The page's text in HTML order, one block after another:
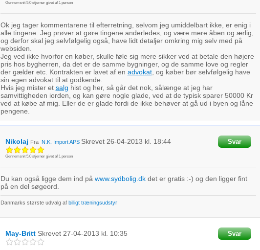
Gennemsnit 5,0stjerner givet af 1person
Ok jeg tager kommentarene til efterretning, selvom jeg umiddelbart ikke, er enig i
alle tingene. Jeg prøver at gøre tingene anderledes, og være mere åben og ærlig,
og derfor skal jeg selvfølgelig også, have lidt detaljer omkring mig selv med på
websiden.
Jeg ved ikke hvorfor en køber, skulle føle sig mere sikker ved at betale den højere
pris hos bygherren, da det er de samme bygninger, og de samme love og regler
der gælder etc. Kontrakten er lavet af en advokat, og køber bør selvfølgelig have
sin egen advokat til at godkende.
Hvis jeg mister et salg hist og her, så går det nok, sålænge at jeg har
samvittigheden iorden, og kan gøre nogle glade, ved at de typisk sparer 50000 Kr
ved at købe af mig. Eller de er glade fordi de ikke behøver at gå ud i byen og låne
pengene.
Nikolaj Fra N.K. Import APS Skrevet 26-04-2013 kl. 18:44
Gennemsnit 5,0stjerner givet af 1person
Svar
Du kan også ligge dem ind på www.sydbolig.dkdet er gratis :-) og den ligger fint
på en del søgeord.
Danmarks største udvalg af billigt træningsudstyr
May-Britt Skrevet 27-04-2013 kl. 10:35 Svar